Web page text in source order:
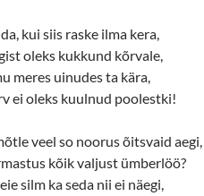
kui siis raske ilma kera,
oleks kukkund kõrvale,
meres uinudes ta kära,
ei oleks kuulnud poolestki!
veel so noorus õitsvaid aegi,
kõik valjust ümberlöö?
silm ka seda nii ei näegi,